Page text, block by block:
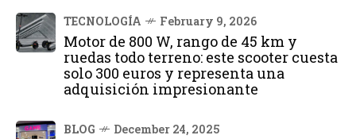
TECNOLOGÍA February 9, 2026
Motor de 800 W, rango de 45 km y
ruedas todo terreno: este scooter cuesta
solo 300 euros y representa una
adquisición impresionante
BLOG December 24, 2025